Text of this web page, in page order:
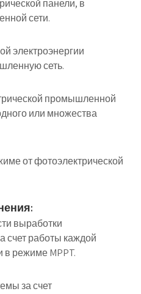
панели, в
сети.
электроэнергии
сеть.
промышленной
или множества
от фотоэлектрической
выработки
счет работы каждой
в режиме MPPT.
за счет